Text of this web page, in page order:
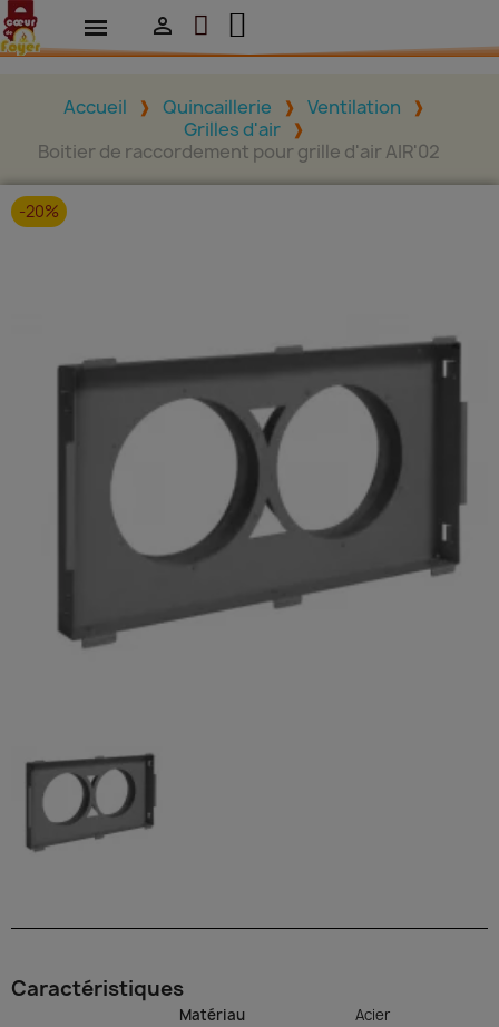

Accueil Quincaillerie
Ventilation
Grilles d'air
Boitier de raccordement pour grille d'air AIR'02
-20%
Caractéristiques
Matériau
Acier